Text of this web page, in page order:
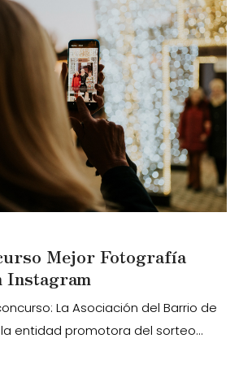
Mejor Fotografía
Instagram
La Asociación del Barrio de
entidad promotora del sorteo...